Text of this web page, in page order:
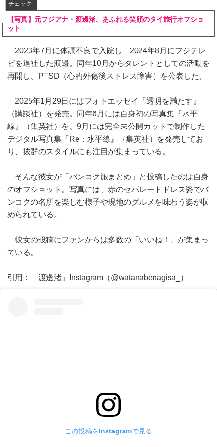
チェック
【写真】元フジアナ・渡邊渚、あふれる笑顔のタイ旅行オフショ
ット
2023年7月に体調不良で入院し、2024年8月にフジテレ
ビを退社した渡邊。同年10月からタレントとしての活動を
再開し、PTSD（心的外傷後ストレス障害）を公表した。
2025年1月29日にはフォトエッセイ『透明を満たす』
（講談社）を発売。同年6月には自身初の写真集『水平
線』（集英社）を、9月には完全未公開カットで制作した
デジタル写真集『Re：水平線』（集英社）を発売してお
り、抜群のスタイルにも注目が集まっている。
そんな彼女が「バンコク旅まとめ」と投稿したのは自身
のオフショット。写真には、赤のセパレートドレス姿でバ
ンコクの名所を楽しむ様子や現地のグルメを味わう姿が収
められている。
彼女の投稿にファンからは多数の「いいね！」が集まっ
ている。
引用：「渡邊渚」Instagram（@watanabenagisa_）
この投稿をInstagramで見る